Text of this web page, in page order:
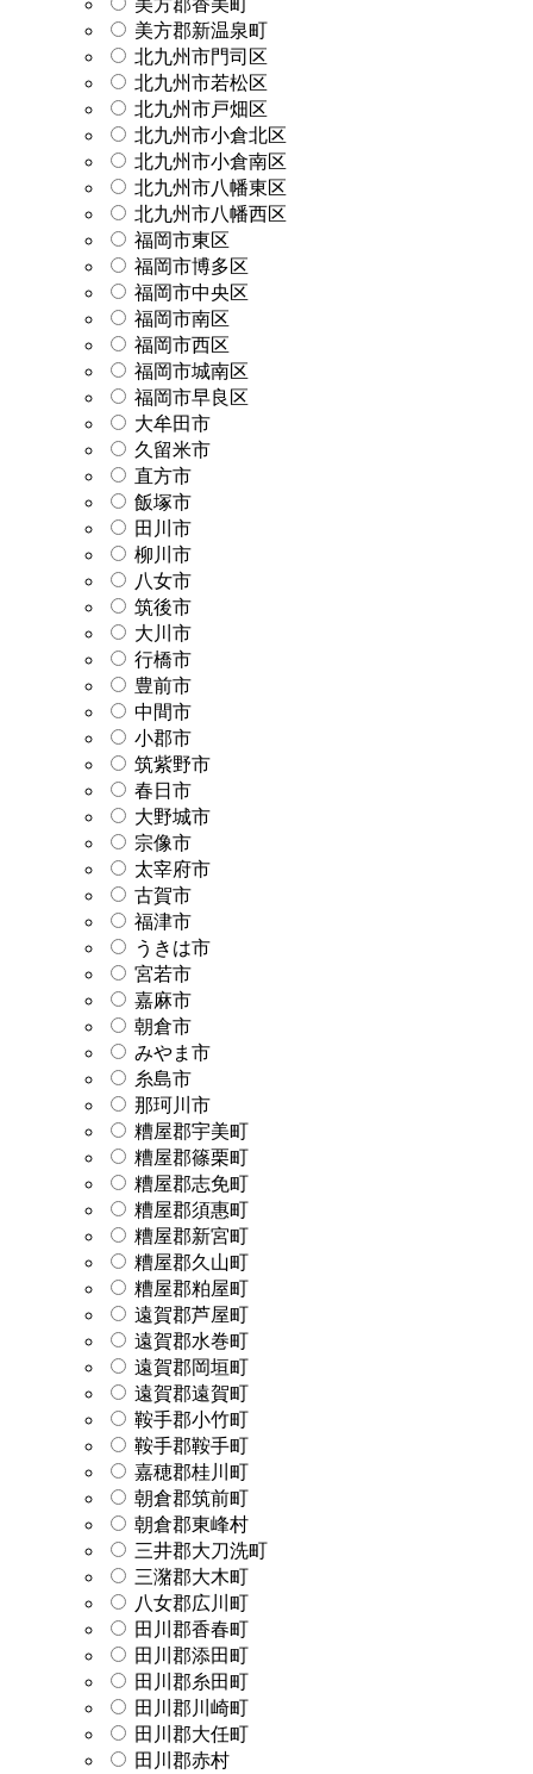
美方郡新温泉町
北九州市門司区
北九州市若松区
北九州市戸畑区
北九州市小倉北区
北九州市小倉南区
北九州市八幡東区
北九州市八幡西区
福岡市東区
福岡市博多区
福岡市中央区
福岡市南区
福岡市西区
福岡市城南区
福岡市早良区
大牟田市
久留米市
直方市
飯塚市
田川市
柳川市
八女市
筑後市
大川市
行橋市
豊前市
中間市
小郡市
筑紫野市
春日市
大野城市
宗像市
太宰府市
古賀市
福津市
うきは市
宮若市
嘉麻市
朝倉市
みやま市
糸島市
那珂川市
糟屋郡宇美町
糟屋郡篠栗町
糟屋郡志免町
糟屋郡須惠町
糟屋郡新宮町
糟屋郡久山町
糟屋郡粕屋町
遠賀郡芦屋町
遠賀郡水巻町
遠賀郡岡垣町
遠賀郡遠賀町
鞍手郡小竹町
鞍手郡鞍手町
嘉穂郡桂川町
朝倉郡筑前町
朝倉郡東峰村
三井郡大刀洗町
三潴郡大木町
八女郡広川町
田川郡香春町
田川郡添田町
田川郡糸田町
田川郡川崎町
田川郡大任町
田川郡赤村